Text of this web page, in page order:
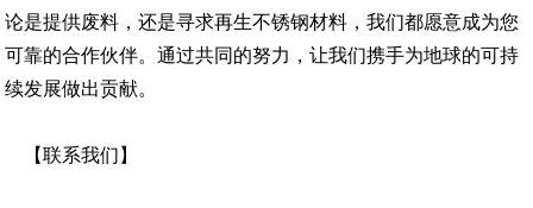
论是提供废料，还是寻求再生不锈钢材料，我们都愿意成为您
可靠的合作伙伴。通过共同的努力，让我们携手为地球的可持
续发展做出贡献。
【联系我们】